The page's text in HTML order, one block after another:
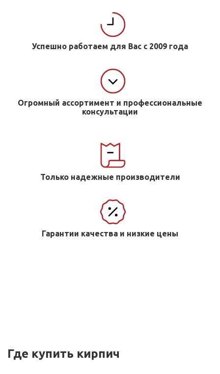
Успешно работаем для Вас с 2009 года
Огромный ассортимент и профессиональные
консультации
Только надежные производители
Гарантии качества и низкие цены
Где купить кирпич